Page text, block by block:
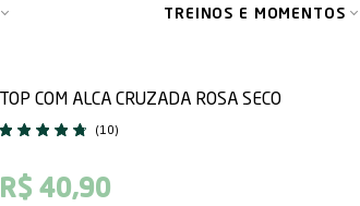
TREINOS E MOMENTOS
TOP COM ALCA CRUZADA ROSA SECO
(10)
R$ 40,90